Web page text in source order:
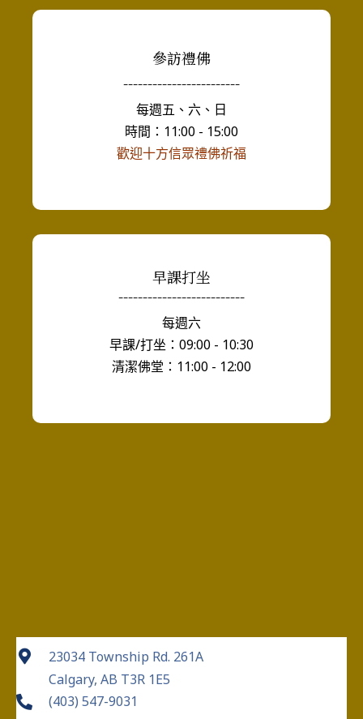
參訪禮佛
------------------------
每週五、六、日
時間：11:00 - 15:00
歡迎十方信眾禮佛祈福
早課打坐
--------------------------
每週六
早課/打坐：09:00 - 10:30
清潔佛堂：11:00 - 12:00
23034 Township Rd. 261A
Calgary, AB T3R 1E5
(403) 547-9031